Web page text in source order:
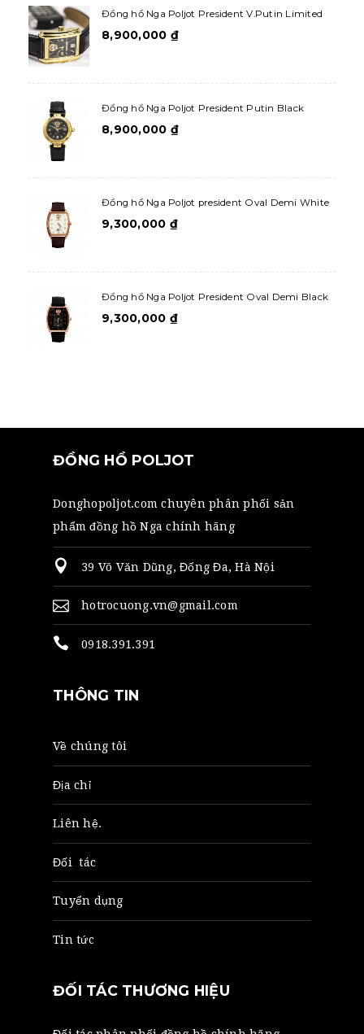
Đồng hồ Nga Poljot President V.Putin Limited
8,900,000 ₫
Đồng hồ Nga Poljot President Putin Black
8,900,000 ₫
Đồng hồ Nga Poljot president Oval Demi White
9,300,000 ₫
Đồng hồ Nga Poljot President Oval Demi Black
9,300,000 ₫
ĐỒNG HỒ POLJOT
Donghopoljot.com chuyên phân phối sản
phẩm đồng hồ Nga chính hãng
39 Võ Văn Dũng, Đống Đa, Hà Nội
hotrocuong.vn@gmail.com
0918.391.391
THÔNG TIN
Về chúng tôi
Địa chỉ
Liên hệ.
Đối tác
Tuyển dụng
Tin tức
ĐỐI TÁC THƯƠNG HIỆU